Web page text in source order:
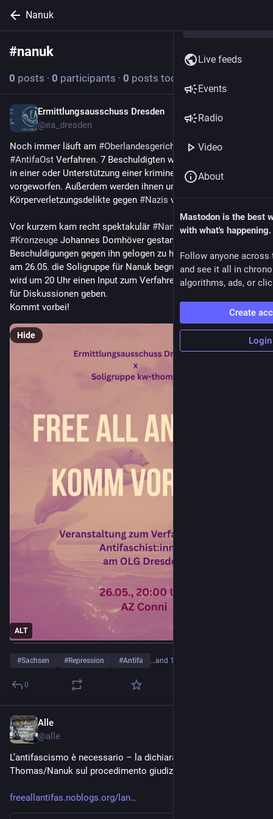
Nanuk
#nanuk Follow hashtag
0 posts · 0 participants · 0 posts today
Ermittlungsausschuss Dresden
@ea_dresden
Noch immer läuft am #Oberlandesgericht in # Dresden
#AntifaOst Verfahren. 7 Beschuldigten wird die Mitgliedschaft
in einer oder Unterstützung einer kriminellen Vereinigung
vorgeworfen. Außerdem werden ihnen unterschiedliche
Körperverletzungsdelikte gegen #Nazis vorgeworfen.
Vor kurzem kam recht spektakulär #Nanuk
frei, nachdem der
#Kronzeuge Johannes Domhöver gestand bei seinen
Beschuldigungen gegen ihn gelogen zu haben. Wir freuen uns
am 26.05. die Soligruppe für Nanuk begrüßen zu dürfen. Es
wird um 20 Uhr einen Input zum Verfahren und die Möglichkeit
für Diskussionen geben.
Kommt vorbei!
ALT
Hide
#Sachsen #Repression #Antifa …and 1 more
0
Alle
@alle
L’antifascismo è necessario – la dichiarazione di
Thomas/Nanuk sul procedimento giudiziario
freeallantifas.noblogs.org/lan
Live feeds
Events
Radio
Video
About
Mastodon is the best
with what's happening.
Follow anyone across
and see it all in
algorithms, ads, or
Create
Login